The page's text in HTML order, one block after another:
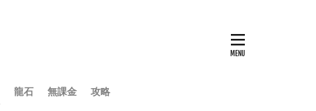
龍石 無課金 攻略